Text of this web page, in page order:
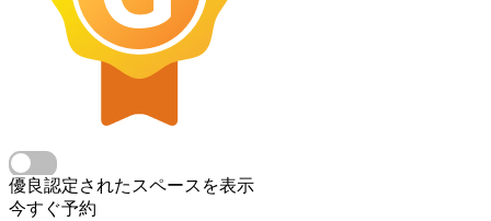
優良認定されたスペースを表示
今すぐ予約